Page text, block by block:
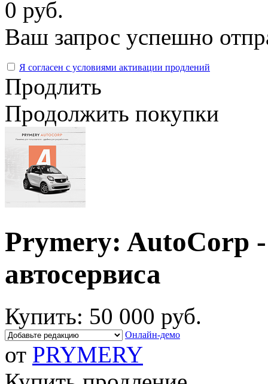
0 руб.
Ваш запрос успешно
Я согласен с условиями активации продлений
Продлить
Продолжить покупки
Prymery: AutoCorp -
автосервиса
Купить: 50 000 руб.
Онлайн-демо
от PRYMERY